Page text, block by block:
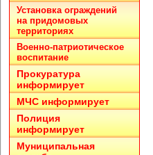
Установка ограждений
на придомовых
территориях
Военно-патриотическое
воспитание
Прокуратура
информирует
МЧС информирует
Полиция
информирует
Муниципальная